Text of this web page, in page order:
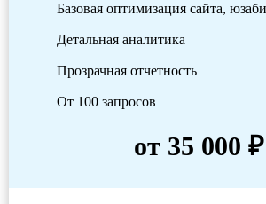
Базовая оптимизация сайта,
Детальная аналитика
Прозрачная отчетность
От 100 запросов
от 35 000 ₽